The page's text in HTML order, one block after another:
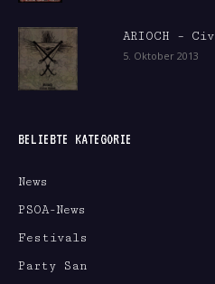
ARIOCH –
5. Oktober 2013
BELIEBTE KATEGORIE
News
PSOA-News
Festivals
Party San